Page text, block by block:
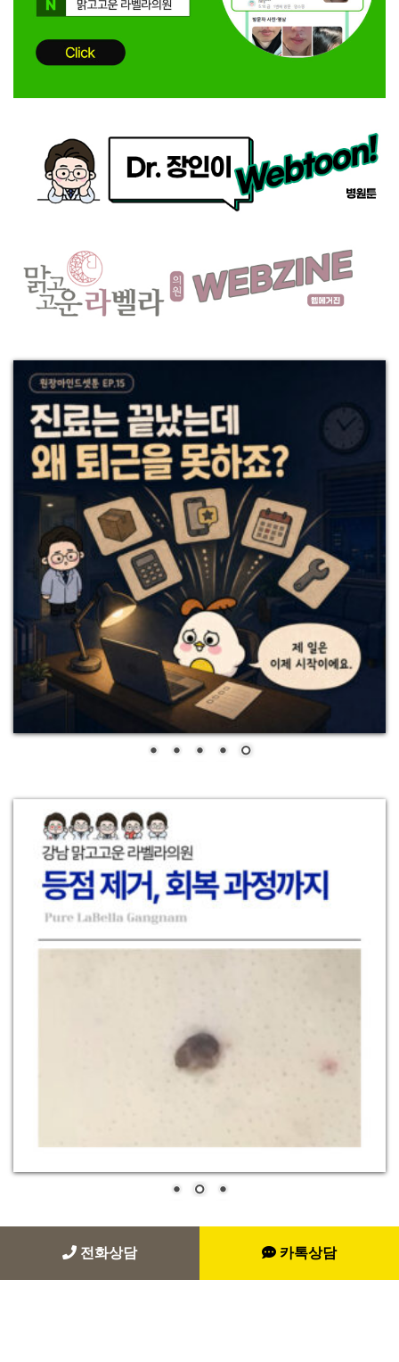
카톡상담
전화상담